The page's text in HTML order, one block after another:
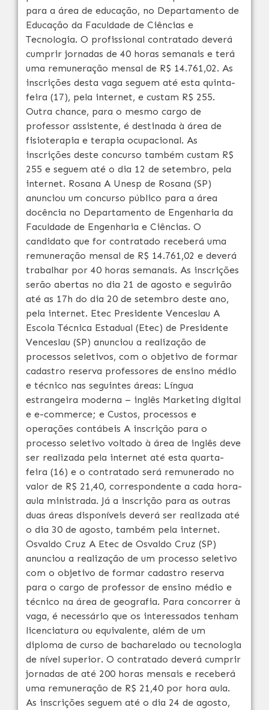
para a área de educação, no Departamento de
Educação da Faculdade de Ciências e
Tecnologia. O profissional contratado deverá
cumprir jornadas de 40 horas semanais e terá
uma remuneração mensal de R$ 14.761,02. As
inscrições desta vaga seguem até esta quinta-
feira (17), pela internet, e custam R$ 255.
Outra chance, para o mesmo cargo de
professor assistente, é destinada à área de
fisioterapia e terapia ocupacional. As
inscrições deste concurso também custam R$
255 e seguem até o dia 12 de setembro, pela
internet. Rosana A Unesp de Rosana (SP)
anunciou um concurso público para a área
docência no Departamento de Engenharia da
Faculdade de Engenharia e Ciências. O
candidato que for contratado receberá uma
remuneração mensal de R$ 14.761,02 e deverá
trabalhar por 40 horas semanais. As inscrições
serão abertas no dia 21 de agosto e seguirão
até as 17h do dia 20 de setembro deste ano,
pela internet. Etec Presidente Venceslau A
Escola Técnica Estadual (Etec) de Presidente
Venceslau (SP) anunciou a realização de
processos seletivos, com o objetivo de formar
cadastro reserva professores de ensino médio
e técnico nas seguintes áreas: Língua
estrangeira moderna – inglês Marketing digital
e e-commerce; e Custos, processos e
operações contábeis A inscrição para o
processo seletivo voltado à área de inglês deve
ser realizada pela internet até esta quarta-
feira (16) e o contratado será remunerado no
valor de R$ 21,40, correspondente a cada hora-
aula ministrada. Já a inscrição para as outras
duas áreas disponíveis deverá ser realizada até
o dia 30 de agosto, também pela internet.
Osvaldo Cruz A Etec de Osvaldo Cruz (SP)
anunciou a realização de um processo seletivo
com o objetivo de formar cadastro reserva
para o cargo de professor de ensino médio e
técnico na área de geografia. Para concorrer à
vaga, é necessário que os interessados tenham
licenciatura ou equivalente, além de um
diploma de curso de bacharelado ou tecnologia
de nível superior. O contratado deverá cumprir
jornadas de até 200 horas mensais e receberá
uma remuneração de R$ 21,40 por hora aula.
As inscrições seguem até o dia 24 de agosto,